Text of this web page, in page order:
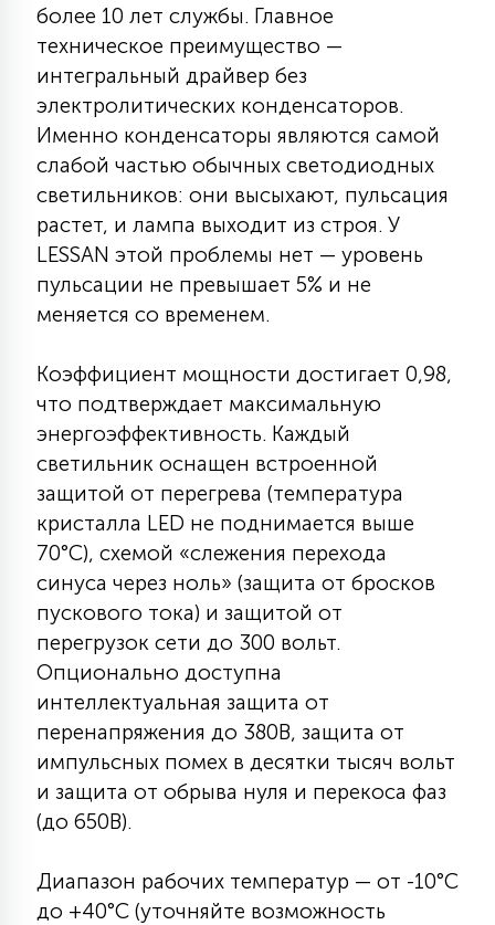
АКСЕССУАРЫ
более 10 лет службы. Главное
техническое преимущество —
интегральный драйвер без
электролитических конденсаторов.
Именно конденсаторы являются самой
слабой частью обычных светодиодных
светильников: они высыхают, пульсация
растет, и лампа выходит из строя. У
LESSAN этой проблемы нет — уровень
пульсации не превышает 5% и не
меняется со временем.
Коэффициент мощности достигает 0,98,
что подтверждает максимальную
энергоэффективность. Каждый
светильник оснащен встроенной
защитой от перегрева (температура
кристалла LED не поднимается выше
70°C), схемой «слежения перехода
синуса через ноль» (защита от бросков
пускового тока) и защитой от
перегрузок сети до 300 вольт.
Опционально доступна
интеллектуальная защита от
перенапряжения до 380В, защита от
импульсных помех в десятки тысяч вольт
и защита от обрыва нуля и перекоса фаз
(до 650В).
Диапазон рабочих температур — от -10°C
до +40°C (уточняйте возможность